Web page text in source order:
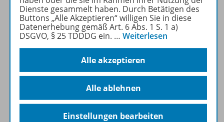
Produktinformationen
Beschreibung
Inhalte
Dienste gesammelt haben. Durch Betätigen des
Buttons „Alle Akzeptieren“ willigen Sie in diese
Datenerhebung gemäß Art. 6 Abs. 1 S. 1 a)
DSGVO, § 25 TDDDG ein. … Weiterlesen
Alle akzeptieren
Alle ablehnen
Einstellungen bearbeiten